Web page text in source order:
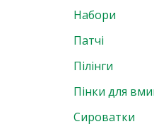
Набори
Патчі
Пілінги
Пінки для
Сироватки